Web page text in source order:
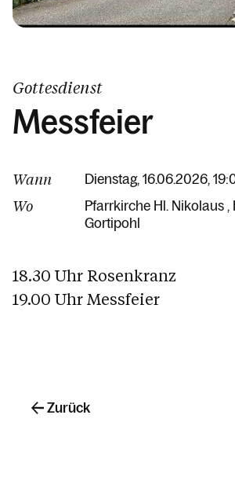
Gottesdienst
Messfeier
Wann Dienstag, 16.06.2026,
Wo Pfarrkirche Hl. Nikolaus
Gortipohl
18.30 Uhr Rosenkranz
19.00 Uhr Messfeier
Zurück